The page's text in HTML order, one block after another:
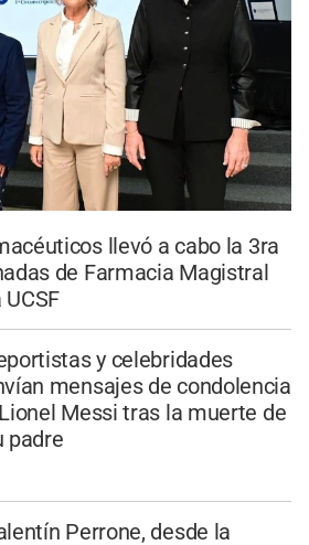
llevó a cabo la 3ra
de Farmacia Magistral
y celebridades
mensajes de condolencia
Messi tras la muerte de
padre
Perrone, desde la